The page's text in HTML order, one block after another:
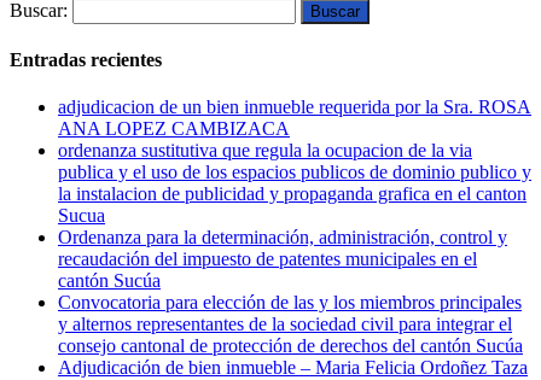
Buscar:
Entradas recientes
adjudicacion de un bien inmueble requerida por la Sra. ROSA
ANA LOPEZ CAMBIZACA
ordenanza sustitutiva que regula la ocupacion de la via
publica y el uso de los espacios publicos de dominio publico y
la instalacion de publicidad y propaganda grafica en el canton
Sucua
Ordenanza para la determinación, administración, control y
recaudación del impuesto de patentes municipales en el
cantón Sucúa
Convocatoria para elección de las y los miembros principales
y alternos representantes de la sociedad civil para integrar el
consejo cantonal de protección de derechos del cantón Sucúa
Adjudicación de bien inmueble – Maria Felicia Ordoñez Taza